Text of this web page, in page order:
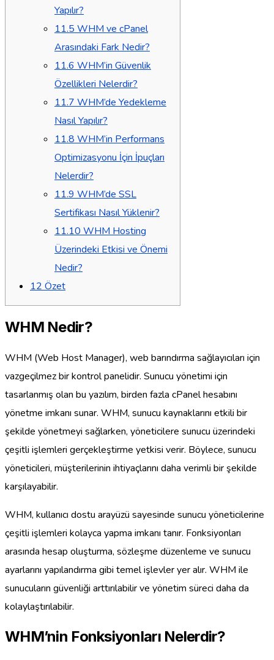
Yapılır?
11.5 WHM ve cPanel
Arasındaki Fark Nedir?
11.6 WHM’in Güvenlik
Özellikleri Nelerdir?
11.7 WHM’de Yedekleme
Nasıl Yapılır?
11.8 WHM’in Performans
Optimizasyonu İçin İpuçları
Nelerdir?
11.9 WHM’de SSL
Sertifikası Nasıl Yüklenir?
11.10 WHM Hosting
Üzerindeki Etkisi ve Önemi
Nedir?
12 Özet
WHM Nedir?
WHM (Web Host Manager), web barındırma sağlayıcıları için
vazgeçilmez bir kontrol panelidir. Sunucu yönetimi için
tasarlanmış olan bu yazılım, birden fazla cPanel hesabını
yönetme imkanı sunar. WHM, sunucu kaynaklarını etkili bir
şekilde yönetmeyi sağlarken, yöneticilere sunucu üzerindeki
çeşitli işlemleri gerçekleştirme yetkisi verir. Böylece, sunucu
yöneticileri, müşterilerinin ihtiyaçlarını daha verimli bir şekilde
karşılayabilir.
WHM, kullanıcı dostu arayüzü sayesinde sunucu yöneticilerine
çeşitli işlemleri kolayca yapma imkanı tanır. Fonksiyonları
arasında hesap oluşturma, sözleşme düzenleme ve sunucu
ayarlarını yapılandırma gibi temel işlevler yer alır. WHM ile
sunucuların güvenliği arttırılabilir ve yönetim süreci daha da
kolaylaştırılabilir.
WHM’nin Fonksiyonları Nelerdir?